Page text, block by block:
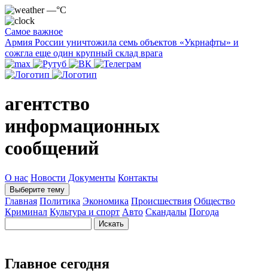
—°C
Самое важное
Армия России уничтожила семь объектов «Укрнафты» и
сожгла еще один крупный склад врага
агентство
информационных
сообщений
О нас Новости Документы Контакты
Выберите тему
Главная Политика Экономика Происшествия Общество
Криминал Культура и спорт Авто Скандалы Погода
Главное сегодня